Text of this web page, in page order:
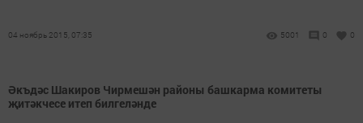
04 ноябрь 2015, 07:35 5001 0 0
Әкъдәс Шакиров Чирмешән районы башкарма комитеты
җитәкчесе итеп билгеләнде